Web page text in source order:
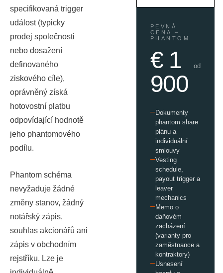
specifikovaná trigger
událost (typicky
prodej společnosti
nebo dosažení
definovaného
ziskového cíle),
oprávněný získá
hotovostní platbu
odpovídající hodnotě
jeho phantomového
podílu.
Phantom schéma
nevyžaduje žádné
změny stanov, žádný
notářský zápis,
souhlas akcionářů ani
zápis v obchodním
rejstříku. Lze je
PEVNÁ
CENA –
PHANTOM
€ 1
900
od
Dokumenty
phantom share
plánu a
individuální
smlouvy
Vesting
schedule,
payout trigger a
leaver
mechanics
Memo o
daňovém
zacházení
(varianty pro
zaměstnance a
kontraktory)
Usnesení